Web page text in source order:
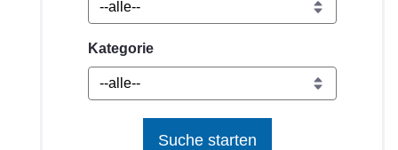
Kategorie
Suche starten